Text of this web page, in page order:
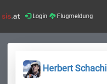
Login Flugmeldung
Herbert